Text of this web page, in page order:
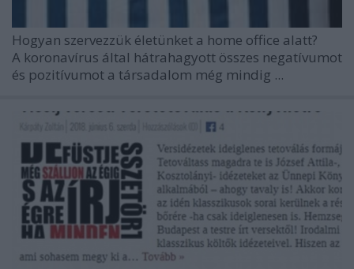
Hogyan szervezzük életünket a home office alatt?
A koronavírus által hátrahagyott összes negatívumot
és pozitívumot a társadalom még mindig ...